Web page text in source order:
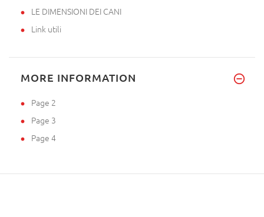
LE DIMENSIONI DEI CANI
Link utili
MORE INFORMATION
Page 2
Page 3
Page 4